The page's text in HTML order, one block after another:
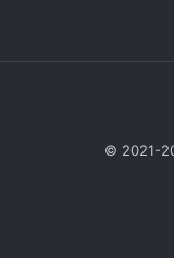
© 2021-